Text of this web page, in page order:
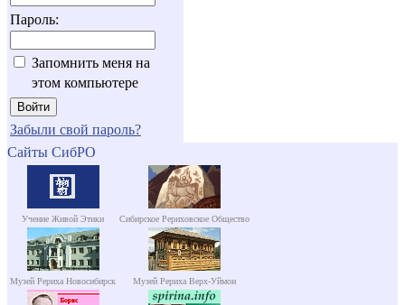
Пароль:
Запомнить меня на
этом компьютере
Забыли свой пароль?
Сайты СибРО
Учение Живой Этики Сибирское Рериховское Общество
Музей Рериха Новосибирск Музей Рериха Верх-Уймон